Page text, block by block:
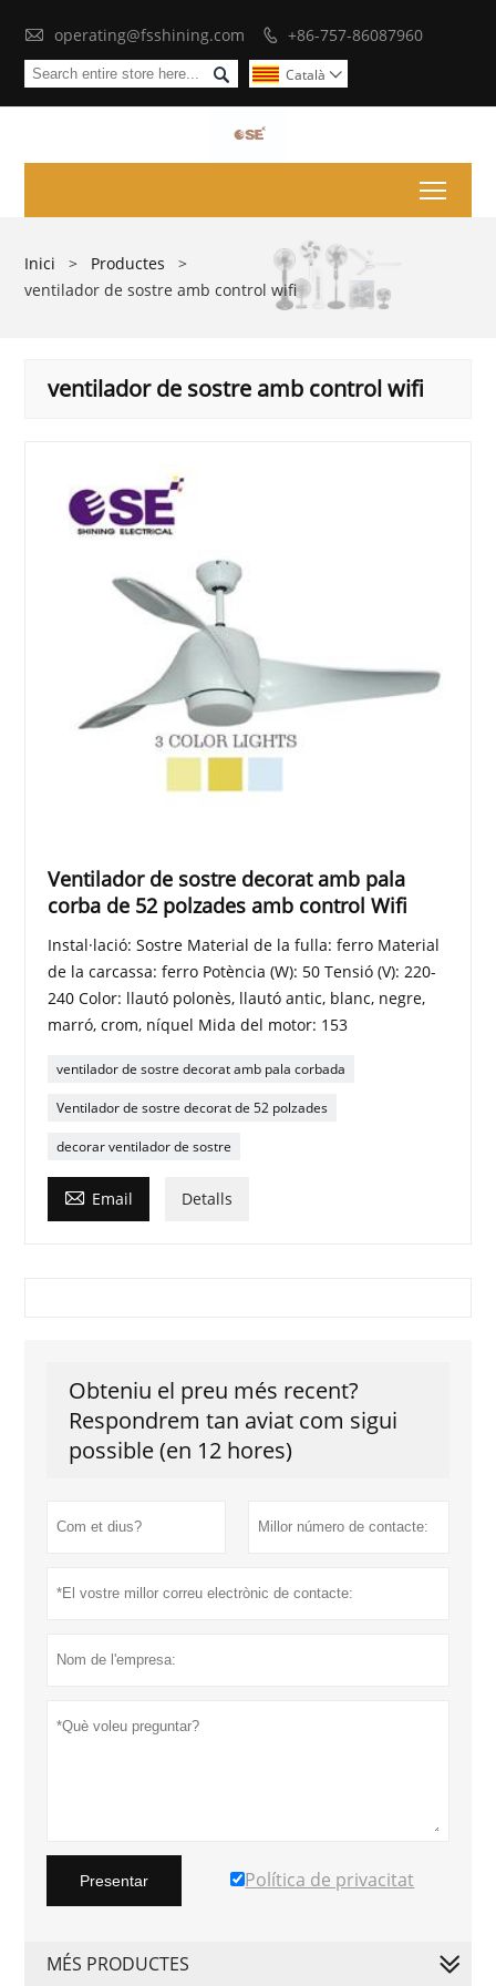
 operating@fsshining.com  +86-757-86087960
 Català 
Inici > Productes
>
ventilador de sostre amb control wifi
ventilador de sostre amb control wifi
Ventilador de sostre decorat amb pala
corba de 52 polzades amb control Wifi
Instal·lació: Sostre Material de la fulla: ferro Material
de la carcassa: ferro Potència (W): 50 Tensió (V): 220-
240 Color: llautó polonès, llautó antic, blanc, negre,
marró, crom, níquel Mida del motor: 153
ventilador de sostre decorat amb pala corbada
Ventilador de sostre decorat de 52 polzades
decorar ventilador de sostre
 Email Detalls
Obteniu el preu més recent?
Respondrem tan aviat com sigui
possible (en 12 hores)
Presentar Política de privacitat
MÉS PRODUCTES